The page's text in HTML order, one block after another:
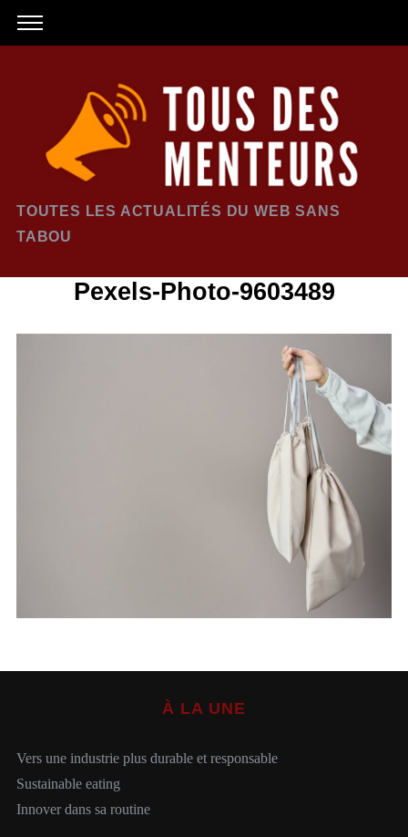
TOUTES LES ACTUALITÉS DU WEB SANS
TABOU
Pexels-Photo-9603489
À LA UNE
Vers une industrie plus durable et responsable
Sustainable eating
Innover dans sa routine
h
: